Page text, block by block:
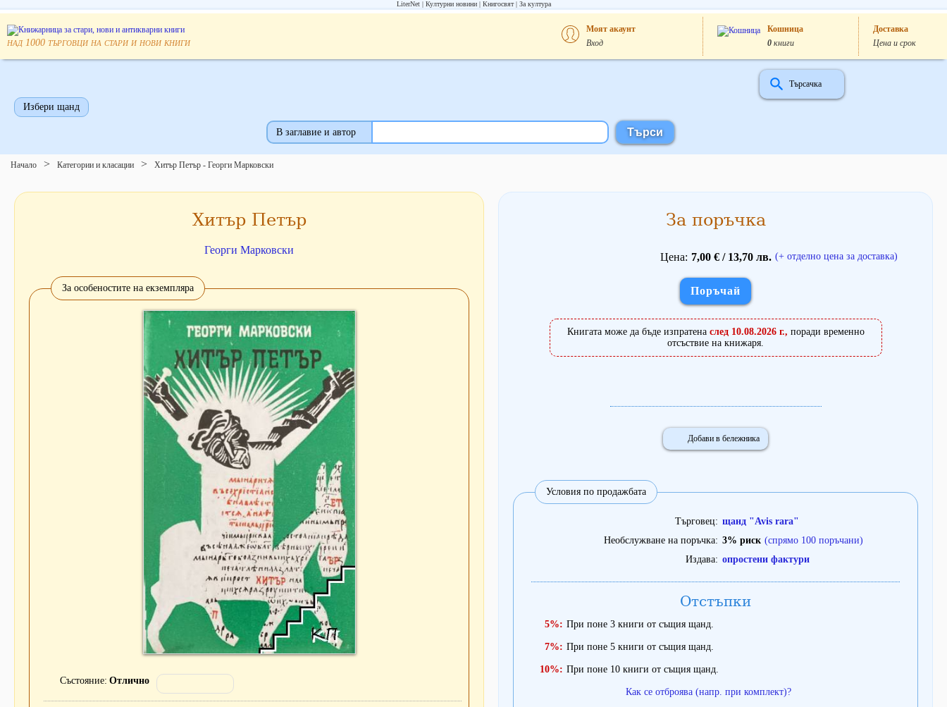
LiterNet Културни новини Книгосвят За култура
над 1000 търговци на стари и нови книги
Моят акаунт
Вход
Кошница
0 книги
Доставка
Цена и срок
Избери щанд
Търсачка
В заглавие и автор
Начало Категории и класации Хитър Петър - Георги Марковски
Хитър Петър
Георги Марковски
За особеностите на екземпляра
Състояние Отлично
За поръчка
Цена 7,00 € / 13,70 лв. (+ отделно цена за доставка)
Поръчай
Книгата може да бъде изпратена след 10.08.2026 г., поради временно
отсъствие на книжаря.
Добави в бележника
Условия по продажбата
Търговец
щанд "Avis rara"
Необслужване на поръчка
3% риск (спрямо 100 поръчани)
Издава
опростени фактури
Отстъпки
5%: При поне 3 книги от същия щанд.
7%: При поне 5 книги от същия щанд.
10%: При поне 10 книги от същия щанд.
Как се отброява (напр. при комплект)?